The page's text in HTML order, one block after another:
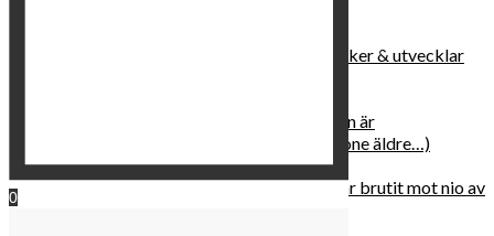
Self Love – hur du läker, stärker & utvecklar
Hur du blir parisisk var du än är
Äldre och klokare (åtminstone äldre…)
Häxans kokbok
Gud gav oss tio bud – jag har brutit mot nio av
0